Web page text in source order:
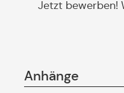
Jetzt bewerben!
Anhänge